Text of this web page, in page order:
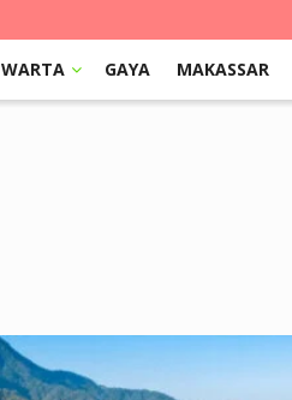
WARTA GAYA MAKASSAR